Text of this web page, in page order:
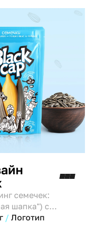
семечек:
шапка") с
Дизайн
Логотип